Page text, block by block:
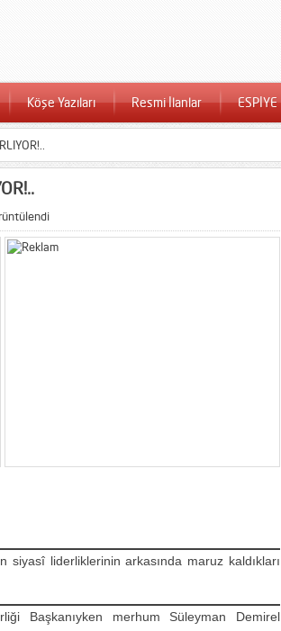
Köşe Yazıları Resmi İlanlar ESPİYE
siyasî liderliklerinin arkasında maruz kaldıkları
Başkanıyken merhum Süleyman Demirel